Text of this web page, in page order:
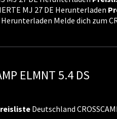
MJ 27 DE Herunterladen
Herunterladen Melde dich zum
ELMNT 5.4 DS
Deutschland